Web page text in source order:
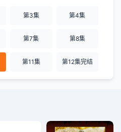
第3集 第4集
第7集 第8集
第11集 第12集完结